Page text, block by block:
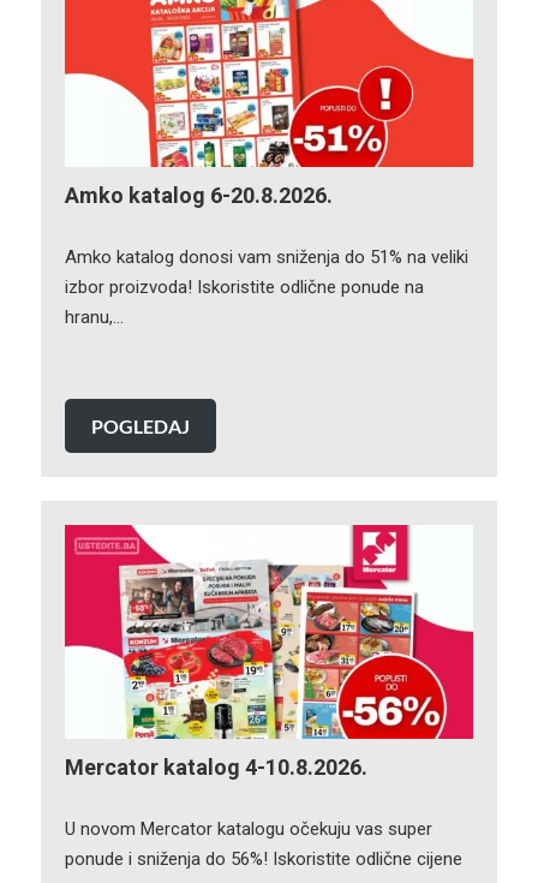
Amko katalog 6-20.8.2026.
Amko katalog donosi vam sniženja do 51% na veliki
izbor proizvoda! Iskoristite odlične ponude na
hranu,…
POGLEDAJ
Mercator katalog 4-10.8.2026.
U novom Mercator katalogu očekuju vas super
ponude i sniženja do 56%! Iskoristite odlične cijene